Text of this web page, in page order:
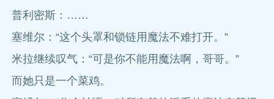
普利密斯：……
塞维尔：“这个头罩和锁链用魔法不难打开。”
米拉继续叹气：“可是你不能用魔法啊，哥哥。”
而她只是一个菜鸡。